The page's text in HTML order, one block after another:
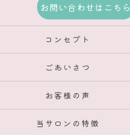
お問い合わせはこちら
コンセプト
ごあいさつ
お客様の声
当サロンの特徴